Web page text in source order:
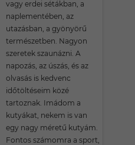
vagy erdei sétákban, a
naplementében, az
utazásban, a gyönyörű
természetben. Nagyon
szeretek szaunázni. A
napozás, az úszás, és az
olvasás is kedvenc
időtöltéseim közé
tartoznak. Imádom a
kutyákat, nekem is van
egy nagy méretű kutyám.
Fontos számomra a sport,